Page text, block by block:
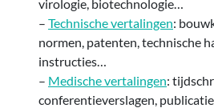
virologie, biotechnologie…
– Technische vertalingen:
normen, patenten, technische
instructies…
– Medische vertalingen:
conferentieverslagen,